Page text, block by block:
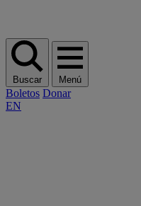
Buscar Menú
Boletos Donar
EN